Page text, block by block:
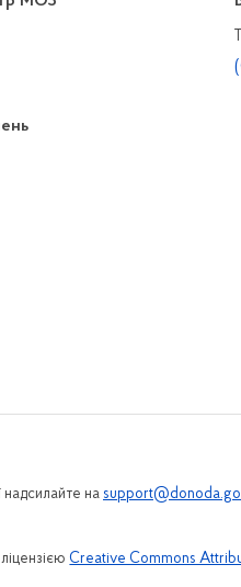
надсилайте на
Creative Commons